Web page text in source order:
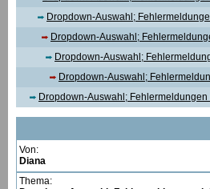
Dropdown-Auswahl;
Dropdown-Auswahl;
Dropdown-Auswahl;
Dropdown-Auswahl;
Dropdown-Auswahl;
Von:
Diana
Thema: